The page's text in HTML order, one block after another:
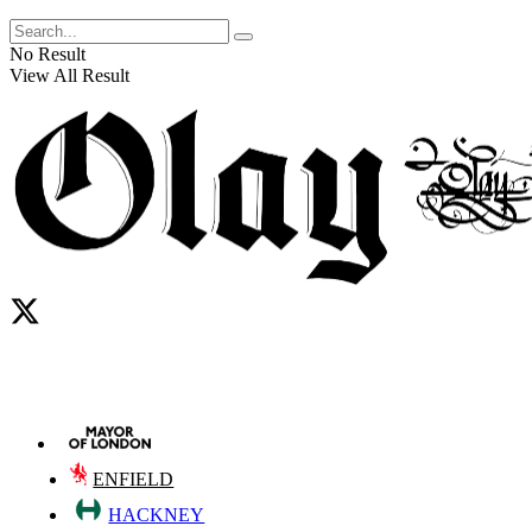
No Result
View All Result
ENFIELD
HACKNEY